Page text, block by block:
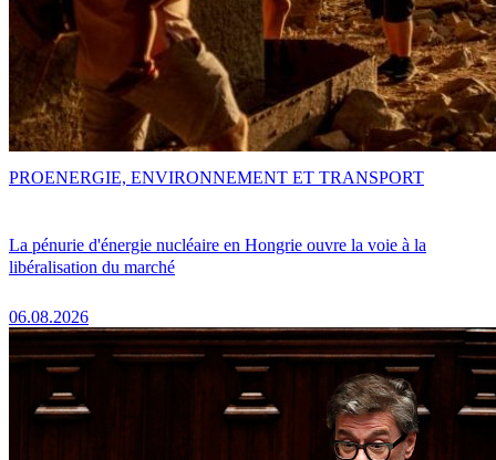
La pénurie d'énergie nucléaire en Hongrie ouvre la voie à la
libéralisation du marché
06.08.2026
PROENERGIE, ENVIRONNEMENT ET TRANSPORT